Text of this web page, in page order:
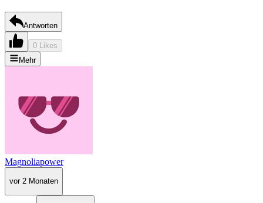
Antworten
0 Likes
Mehr
Magnoliapower
vor 2 Monaten